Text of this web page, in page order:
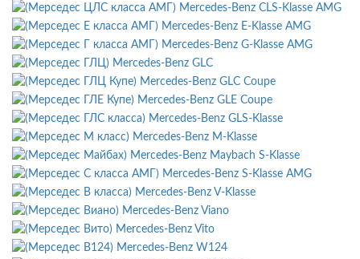
Mercedes-Benz CLS-Klasse AMG
Mercedes-Benz E-Klasse AMG
Mercedes-Benz G-Klasse AMG
Mercedes-Benz GLC
Mercedes-Benz GLC Coupe
Mercedes-Benz GLE Coupe
Mercedes-Benz GLS-Klasse
Mercedes-Benz M-Klasse
Mercedes-Benz Maybach S-Klasse
Mercedes-Benz S-Klasse AMG
Mercedes-Benz V-Klasse
Mercedes-Benz Viano
Mercedes-Benz Vito
Mercedes-Benz W124